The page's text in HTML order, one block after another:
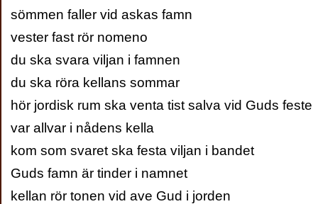
sömmen faller vid askas famn
vester fast rör nomeno
du ska svara viljan i famnen
du ska röra kellans sommar
hör jordisk rum ska venta tist salva vid Guds feste
var allvar i nådens kella
kom som svaret ska festa viljan i bandet
Guds famn är tinder i namnet
kellan rör tonen vid ave Gud i jorden